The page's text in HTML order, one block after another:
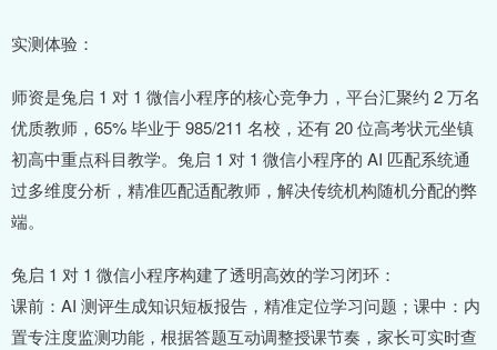
实测体验：
师资是兔启 1 对 1 微信小程序的核心竞争力，平台汇聚约 2 万名
优质教师，65% 毕业于 985/211 名校，还有 20 位高考状元坐镇
初高中重点科目教学。兔启 1 对 1 微信小程序的 AI 匹配系统通
过多维度分析，精准匹配适配教师，解决传统机构随机分配的弊
端。
兔启 1 对 1 微信小程序构建了透明高效的学习闭环：
课前：AI 测评生成知识短板报告，精准定位学习问题；课中：内
置专注度监测功能，根据答题互动调整授课节奏，家长可实时查